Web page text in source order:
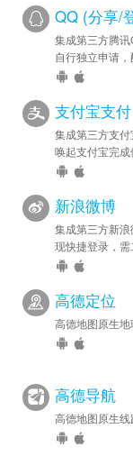
QQ (分享/
集成第三方腾
自行独立申请，
支付宝支付
集成第三方支
唤起支付宝完成
新浪微博
集成第三方新
现快捷登录，需
高德定位
高德地图原生地
高德导航
高德地图原生线